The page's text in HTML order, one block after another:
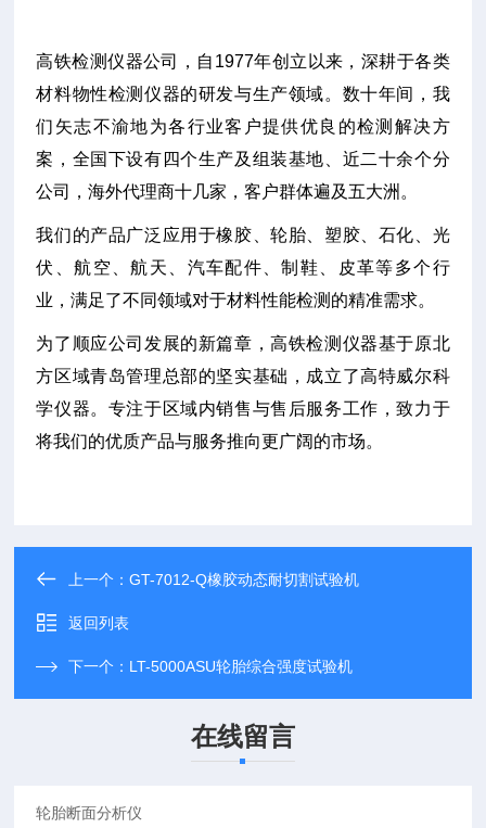
高铁检测仪器公司，自1977年创立以来，深耕于各类
材料物性检测仪器的研发与生产领域。数十年间，我
们矢志不渝地为各行业客户提供优良的检测解决方
案，全国下设有四个生产及组装基地、近二十余个分
公司，海外代理商十几家，客户群体遍及五大洲。
我们的产品广泛应用于橡胶、轮胎、塑胶、石化、光
伏、航空、航天、汽车配件、制鞋、皮革等多个行
业，满足了不同领域对于材料性能检测的精准需求。
为了顺应公司发展的新篇章，高铁检测仪器基于原北
方区域青岛管理总部的坚实基础，成立了高特威尔科
学仪器。专注于区域内销售与售后服务工作，致力于
将我们的优质产品与服务推向更广阔的市场。
上一个：GT-7012-Q橡胶动态耐切割试验机
返回列表
下一个： LT-5000ASU轮胎综合强度试验机
在线留言